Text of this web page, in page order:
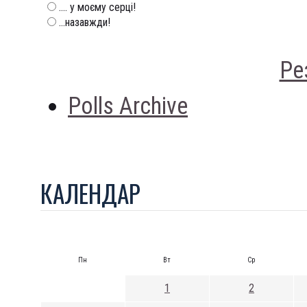
.... у моєму серці!
...назавжди!
Polls Archive
КАЛЕНДАР
Пн Вт Ср
1 2